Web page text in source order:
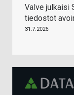
Valve julkaisi
tiedostot
31.7.2026